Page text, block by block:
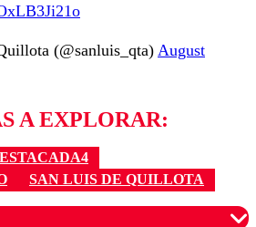
(@sanluis_qta) August
A EXPLORAR:
SAN LUIS DE QUILLOTA